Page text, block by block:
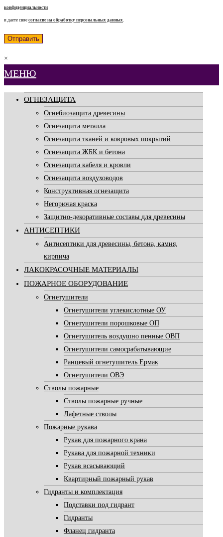
конфиденциальности
и даете свое согласие на обработку персональных данных
×
МЕНЮ
ОГНЕЗАЩИТА
Огнебиозащита древесины
Огнезащита металла
Огнезащита тканей и ковровых покрытий
Огнезащита ЖБК и бетона
Огнезащита кабеля и кровли
Огнезащита воздуховодов
Конструктивная огнезащита
Негорючая краска
Защитно-декоративные составы для древесины
АНТИСЕПТИКИ
Антисептики для древесины, бетона, камня,
кирпича
ЛАКОКРАСОЧНЫЕ МАТЕРИАЛЫ
ПОЖАРНОЕ ОБОРУДОВАНИЕ
Огнетушители
Огнетушители углекислотные ОУ
Огнетушители порошковые ОП
Огнетушитель воздушно пенные ОВП
Огнетушители самосрабатывающие
Ранцевый огнетушитель Ермак
Огнетушители ОВЭ
Стволы пожарные
Стволы пожарные ручные
Лафетные стволы
Пожарные рукава
Рукав для пожарного крана
Рукава для пожарной техники
Рукав всасывающий
Квартирный пожарный рукав
Гидранты и комплектация
Подставки под гидрант
Гидранты
Фланец гидранта